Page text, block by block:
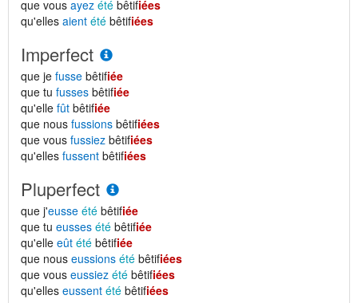
que vous ayez été bêtifiées
qu'elles aient été bêtifiées
Imperfect
que je fusse bêtifiée
que tu fusses bêtifiée
qu'elle fût bêtifiée
que nous fussions bêtifiées
que vous fussiez bêtifiées
qu'elles fussent bêtifiées
Pluperfect
que j'eusse été bêtifiée
que tu eusses été bêtifiée
qu'elle eût été bêtifiée
que nous eussions été bêtifiées
que vous eussiez été bêtifiées
qu'elles eussent été bêtifiées